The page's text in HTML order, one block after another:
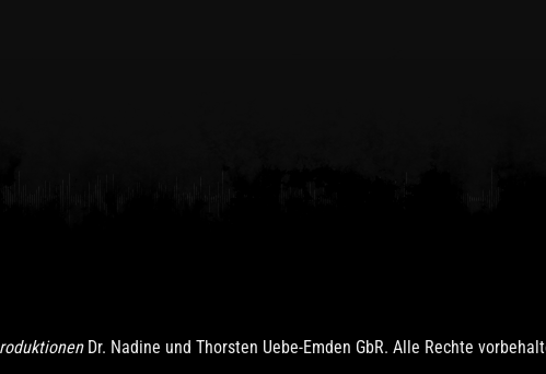
Dr. Nadine und Thorsten Uebe-Emden GbR. Alle Rechte